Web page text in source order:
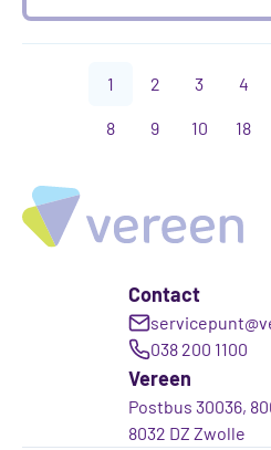
1 2 3 4
8 9 10 18
Contact
038 200 1100
Vereen
Postbus 30036,
8032 DZ Zwolle